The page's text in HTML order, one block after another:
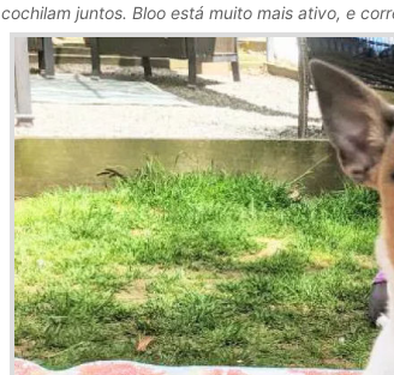
cochilam juntos. Bloo está muito mais ativo, e